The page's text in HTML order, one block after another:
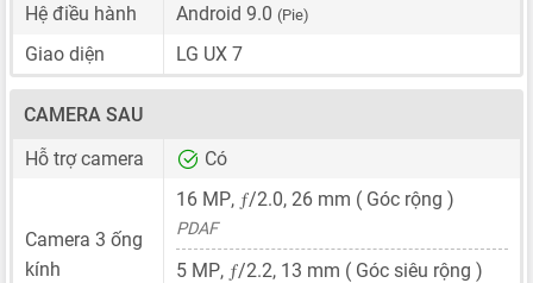
Hệ điều hành
Android 9.0 (Pie)
Giao diện LG UX 7
CAMERA SAU
Hỗ trợ camera
Có
Camera 3 ống
kính
16 MP, ƒ/2.0, 26 mm ( Góc rộng )
PDAF
5 MP, ƒ/2.2, 13 mm ( Góc siêu rộng )